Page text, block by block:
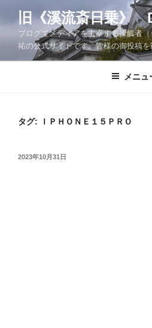
ツ
旧《溪流斎日乗》
ブログでメディアを主宰する操觚者
祐の公式サイトです。皆様の御
メニュ
タグ: ＩＰＨＯＮＥ１５ＰＲＯ
投
2023年10月31日